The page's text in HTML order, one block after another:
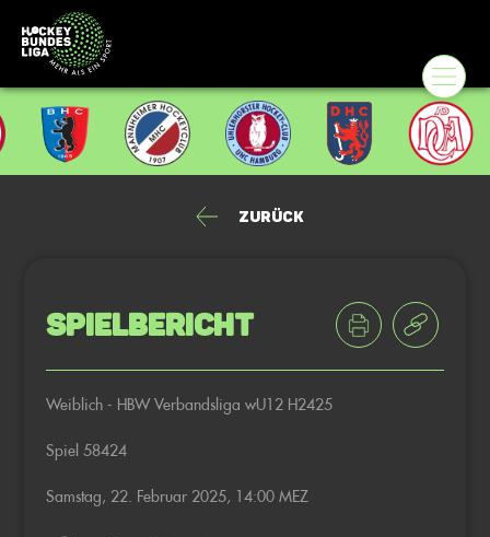
Zurück
Spielbericht
Weiblich - HBW Verbandsliga wU12 H2425
Spiel 58424
Samstag, 22. Februar 2025, 14:00 MEZ